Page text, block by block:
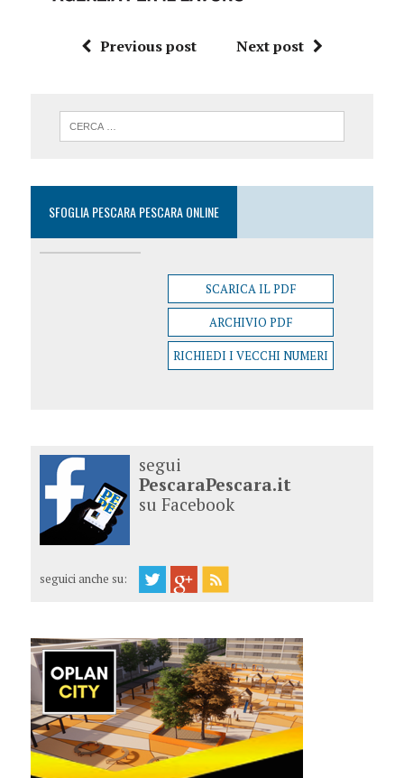
Previous post Next post
SFOGLIA PESCARA PESCARA ONLINE
SCARICA IL PDF
ARCHIVIO PDF
RICHIEDI I VECCHI NUMERI
segui
PescaraPescara.it
su Facebook
seguici anche su: